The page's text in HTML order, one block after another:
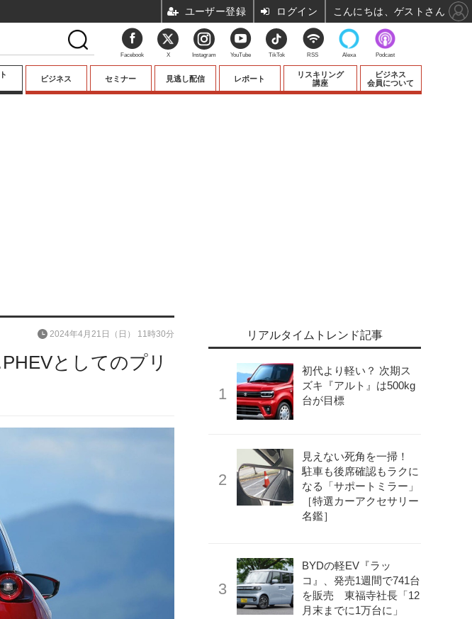
ビジネス セミナー 見逃し配信 レポート
リスキリング
講座
ビジネス
会員について
としてのプリ
2024年4月21日（日） 11時30分 リアルタイムトレンド記事
初代より軽い？ 次期ス
ズキ『アルト』は500kg
台が目標
見えない死角を一掃！
駐車も後席確認もラクに
なる「サポートミラー」
［特選カーアクセサリー
名鑑］
BYDの軽EV『ラッ
コ』、発売1週間で741台
を販売 東福寺社長「12
月末までに1万台に」
Facebook X Instagram YouTube TikTok RSS Alexa Podcast
ユーザー登録 ログイン こんにちは、ゲストさん